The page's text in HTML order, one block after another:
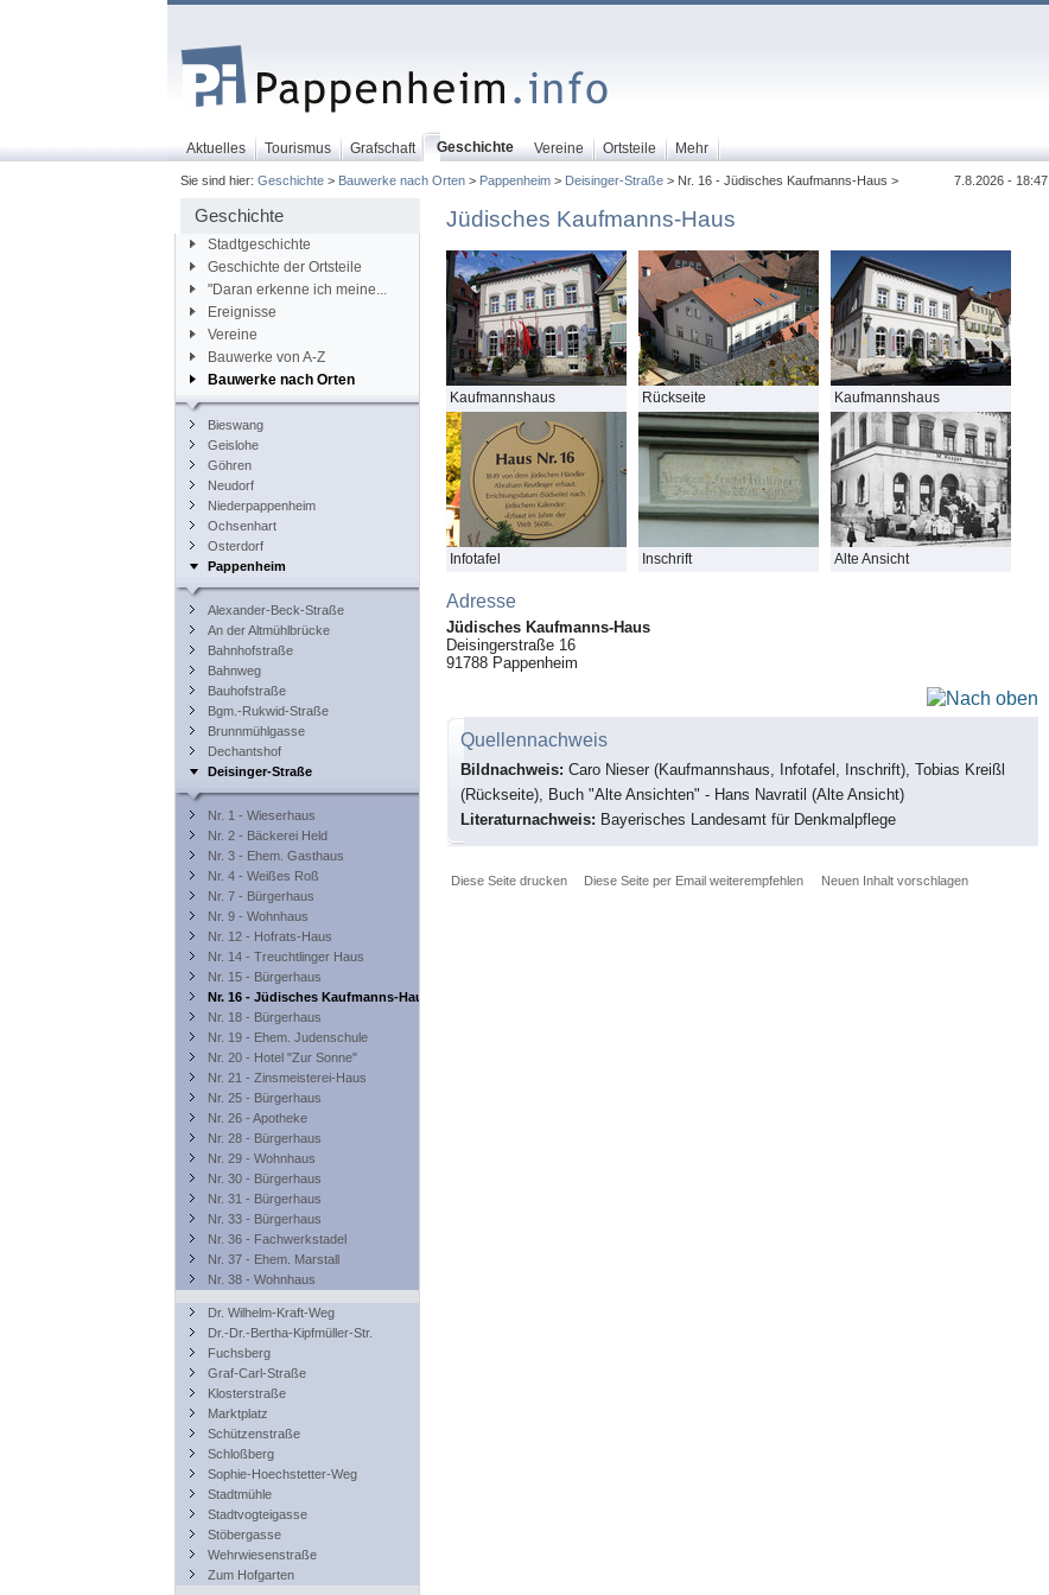
Aktuelles Tourismus Grafschaft Geschichte Vereine Ortsteile Mehr
Sie sind hier: Geschichte> Bauwerke nach Orten> Pappenheim> Deisinger-Straße> Nr. 16 - Jüdisches Kaufmanns-Haus > 7.8.2026 - 18:47
Geschichte
Stadtgeschichte
Geschichte der Ortsteile
"Daran erkenne ich meine...
Ereignisse
Vereine
Bauwerke von A-Z
Bauwerke nach Orten
Bieswang
Geislohe
Göhren
Neudorf
Niederpappenheim
Ochsenhart
Osterdorf
Pappenheim
Alexander-Beck-Straße
An der Altmühlbrücke
Bahnhofstraße
Bahnweg
Bauhofstraße
Bgm.-Rukwid-Straße
Brunnmühlgasse
Dechantshof
Deisinger-Straße
Nr. 1 - Wieserhaus
Nr. 2 - Bäckerei Held
Nr. 3 - Ehem. Gasthaus
Nr. 4 - Weißes Roß
Nr. 7 - Bürgerhaus
Nr. 9 - Wohnhaus
Nr. 12 - Hofrats-Haus
Nr. 14 - Treuchtlinger Haus
Nr. 15 - Bürgerhaus
Nr. 16 - Jüdisches Kaufmanns-Haus
Nr. 18 - Bürgerhaus
Nr. 19 - Ehem. Judenschule
Nr. 20 - Hotel "Zur Sonne"
Nr. 21 - Zinsmeisterei-Haus
Nr. 25 - Bürgerhaus
Nr. 26 - Apotheke
Nr. 28 - Bürgerhaus
Nr. 29 - Wohnhaus
Nr. 30 - Bürgerhaus
Nr. 31 - Bürgerhaus
Nr. 33 - Bürgerhaus
Nr. 36 - Fachwerkstadel
Nr. 37 - Ehem. Marstall
Nr. 38 - Wohnhaus
Dr. Wilhelm-Kraft-Weg
Dr.-Dr.-Bertha-Kipfmüller-Str.
Fuchsberg
Graf-Carl-Straße
Klosterstraße
Marktplatz
Schützenstraße
Schloßberg
Sophie-Hoechstetter-Weg
Stadtmühle
Stadtvogteigasse
Stöbergasse
Wehrwiesenstraße
Zum Hofgarten
Jüdisches Kaufmanns-Haus
Kaufmannshaus Rückseite Kaufmannshaus
Infotafel Inschrift Alte Ansicht
Adresse
Jüdisches Kaufmanns-Haus
Deisingerstraße 16
91788 Pappenheim
Quellennachweis
Bildnachweis: Caro Nieser (Kaufmannshaus, Infotafel, Inschrift), Tobias Kreißl
(Rückseite), Buch "Alte Ansichten" - Hans Navratil (Alte Ansicht)
Literaturnachweis: Bayerisches Landesamt für Denkmalpflege
Diese Seite drucken Diese Seite per Email weiterempfehlen Neuen Inhalt vorschlagen